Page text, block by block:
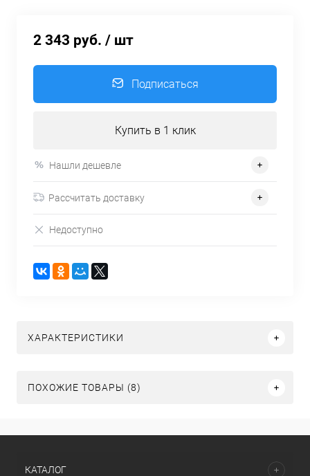
2 343 руб. / шт
Подписаться
Купить в 1 клик
Нашли дешевле
Рассчитать доставку
Недоступно
ХАРАКТЕРИСТИКИ
ПОХОЖИЕ ТОВАРЫ (8)
КАТАЛОГ